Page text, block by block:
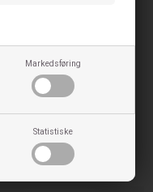
Markedsføring
Statistiske
DKK